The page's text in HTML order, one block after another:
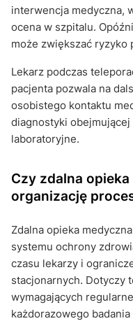
interwencja medyczna,
ocena w szpitalu.
może zwiększać ryzyko
Lekarz podczas
pacjenta pozwala na
osobistego kontaktu
diagnostyki
laboratoryjne.
Czy zdalna
organizację
Zdalna opieka
systemu ochrony
czasu lekarzy i
stacjonarnych. Dotyczy
wymagających
każdorazowego